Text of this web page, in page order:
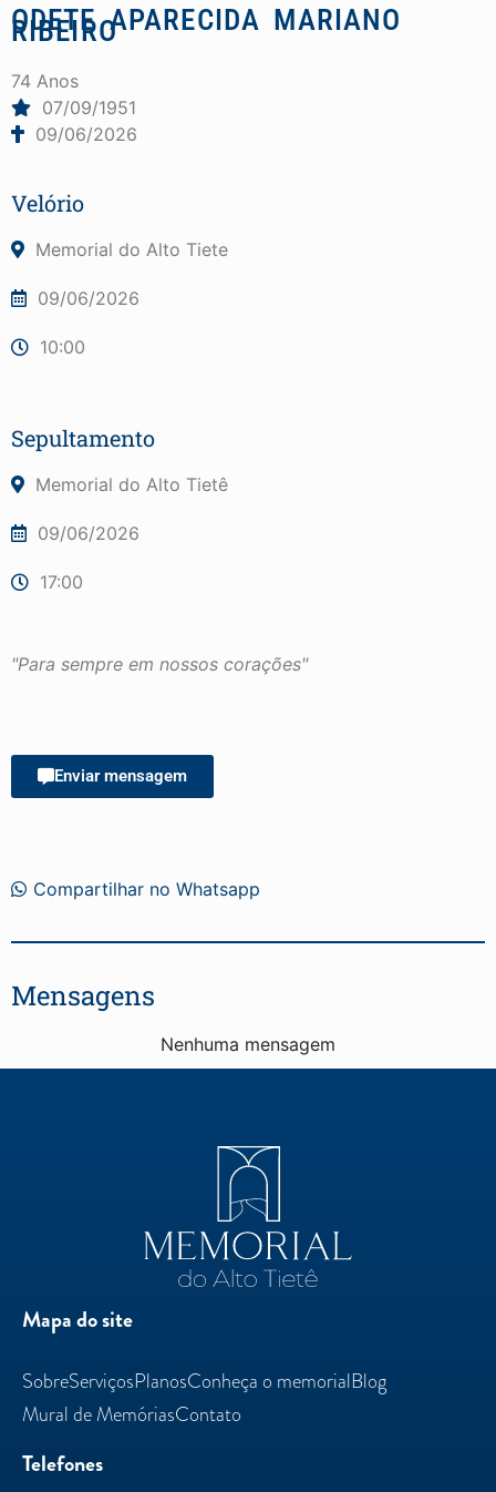
ODETE APARECIDA MARIANO
RIBEIRO
74 Anos
07/09/1951
09/06/2026
Velório
Memorial do Alto Tiete
09/06/2026
10:00
Sepultamento
Memorial do Alto Tietê
09/06/2026
17:00
"Para sempre em nossos corações"
Enviar mensagem
Compartilhar no Whatsapp
Mensagens
Nenhuma mensagem
Mapa do site
SobreServiçosPlanosConheça o memorialBlog
Mural de MemóriasContato
Telefones